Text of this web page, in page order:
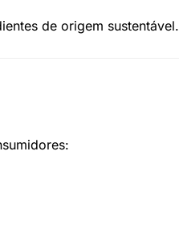
de origem sustentável.